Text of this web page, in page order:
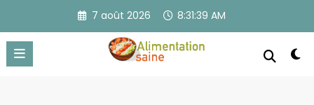
contenu
7 août 2026 8:31:39 AM